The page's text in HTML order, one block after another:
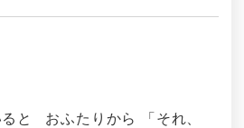
と おふたりから 「それ、